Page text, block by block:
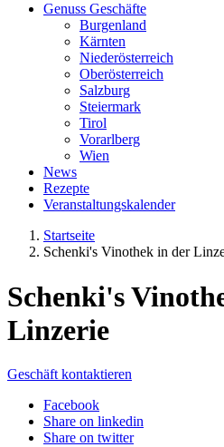
Genuss Geschäfte
Burgenland
Kärnten
Niederösterreich
Oberösterreich
Salzburg
Steiermark
Tirol
Vorarlberg
Wien
News
Rezepte
Veranstaltungskalender
Startseite
Schenki's Vinothek in der
Schenki's
Linzerie
Geschäft kontaktieren
Facebook
Share on linkedin
Share on twitter